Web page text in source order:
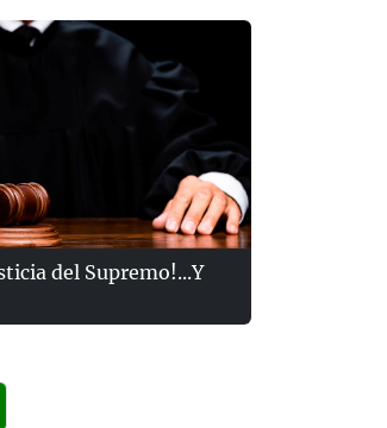
del Supremo!...Y